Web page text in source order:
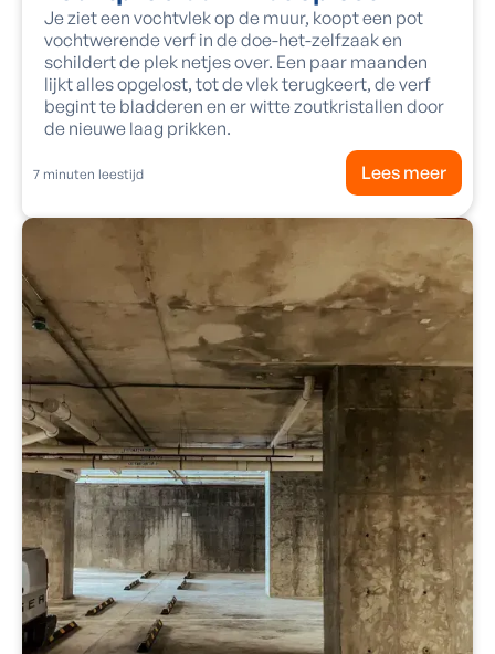
Je ziet een vochtvlek op de muur, koopt een pot
vochtwerende verf in de doe-het-zelfzaak en
schildert de plek netjes over. Een paar maanden
lijkt alles opgelost, tot de vlek terugkeert, de verf
begint te bladderen en er witte zoutkristallen door
de nieuwe laag prikken.
7 minuten leestijd Lees meer